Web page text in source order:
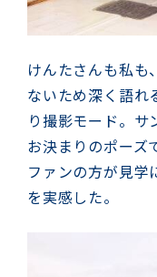
けんたさんも私も
ないため深く語れ
り撮影モード。サ
お決まりのポーズ
ファンの方が見学
を実感した。